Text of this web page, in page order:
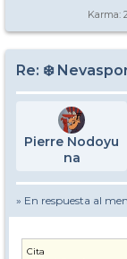
Karma:
Re: ❄️
Pierre Nodoyu
na
» En respuesta al
Cita